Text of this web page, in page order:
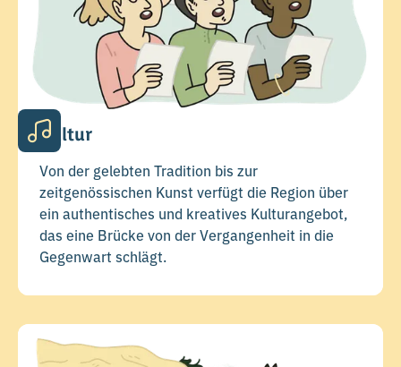
Kultur
Von der gelebten Tradition bis zur
zeitgenössischen Kunst verfügt die Region über
ein authentisches und kreatives Kulturangebot,
das eine Brücke von der Vergangenheit in die
Gegenwart schlägt.